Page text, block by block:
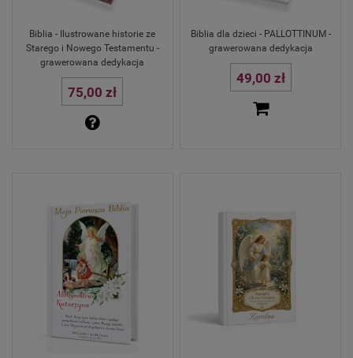
Biblia - Ilustrowane historie ze
Starego i Nowego Testamentu -
grawerowana dedykacja
75,00 zł
Biblia dla dzieci - PALLOTTINUM -
grawerowana dedykacja
49,00 zł